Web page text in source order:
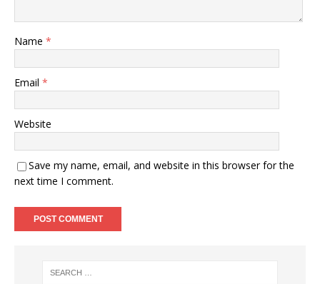
Name *
Email *
Website
Save my name, email, and website in this browser for the
next time I comment.